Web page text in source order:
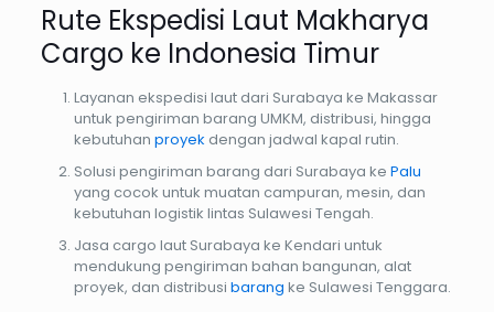
Rute Ekspedisi Laut Makharya
Cargo ke Indonesia Timur
Layanan ekspedisi laut dari Surabaya ke Makassar
untuk pengiriman barang UMKM, distribusi, hingga
kebutuhan proyek dengan jadwal kapal rutin.
Solusi pengiriman barang dari Surabaya ke Palu
yang cocok untuk muatan campuran, mesin, dan
kebutuhan logistik lintas Sulawesi Tengah.
Jasa cargo laut Surabaya ke Kendari untuk
mendukung pengiriman bahan bangunan, alat
proyek, dan distribusi barang ke Sulawesi Tenggara.